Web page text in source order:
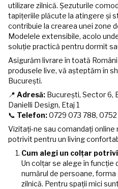
utilizare zilnică. Șezuturile
tapițeriile plăcute la atingere și
contribuie la crearea unei zone
Modelele extensibile, acolo
soluție practică pentru dormit
Asigurăm livrare în toată
produsele live, vă așteptăm în
București.
📍 Adresă: București, Sector 6,
Danielli Design, Etaj 1
📞 Telefon:0729 073 788,
Vizitați-ne sau comandați
potrivit pentru un living
Cum alegi un colțar
Un colțar se alege în funcție
numărul de persoane,
zilnică. Pentru spații mici